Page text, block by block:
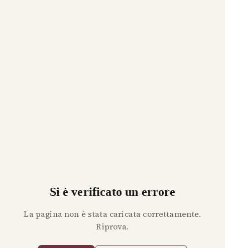
Si è verificato un errore
La pagina non è stata caricata correttamente.
Riprova.